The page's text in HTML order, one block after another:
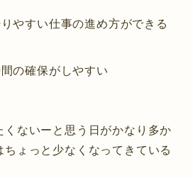
やすい仕事の進め方ができる
の確保がしやすい
くないーと思う日がかなり多か
ちょっと少なくなってきている